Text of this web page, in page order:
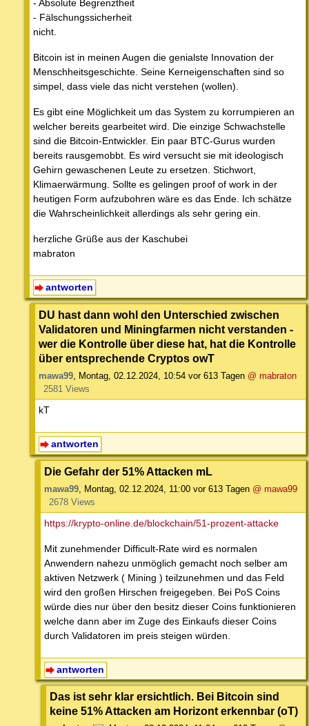
- Absolute Begrenztheit
- Fälschungssicherheit
nicht.
Bitcoin ist in meinen Augen die genialste Innovation der
Menschheitsgeschichte. Seine Kerneigenschaften sind so
simpel, dass viele das nicht verstehen (wollen).
Es gibt eine Möglichkeit um das System zu korrumpieren an
welcher bereits gearbeitet wird. Die einzige Schwachstelle
sind die Bitcoin-Entwickler. Ein paar BTC-Gurus wurden
bereits rausgemobbt. Es wird versucht sie mit ideologisch
Gehirn gewaschenen Leute zu ersetzen. Stichwort,
Klimaerwärmung. Sollte es gelingen proof of work in der
heutigen Form aufzubohren wäre es das Ende. Ich schätze
die Wahrscheinlichkeit allerdings als sehr gering ein.
herzliche Grüße aus der Kaschubei
mabraton
antworten
DU hast dann wohl den Unterschied zwischen
Validatoren und Miningfarmen nicht verstanden -
wer die Kontrolle über diese hat, hat die Kontrolle
über entsprechende Cryptos owT
mawa99 Montag, 02.12.2024, 10:54 vor 613 Tagen @ mabraton
2581 Views
kT
antworten
Die Gefahr der 51% Attacken mL
mawa99 Montag, 02.12.2024, 11:00 vor 613 Tagen @ mawa99
2678 Views
https://krypto-online.de/blockchain/51-prozent-attacke
Mit zunehmender Difficult-Rate wird es normalen
Anwendern nahezu unmöglich gemacht noch selber am
aktiven Netzwerk ( Mining ) teilzunehmen und das Feld
wird den großen Hirschen freigegeben. Bei PoS Coins
würde dies nur über den besitz dieser Coins funktionieren
welche dann aber im Zuge des Einkaufs dieser Coins
durch Validatoren im preis steigen würden.
antworten
Das ist sehr klar ersichtlich. Bei Bitcoin sind
keine 51% Attacken am Horizont erkennbar (oT)